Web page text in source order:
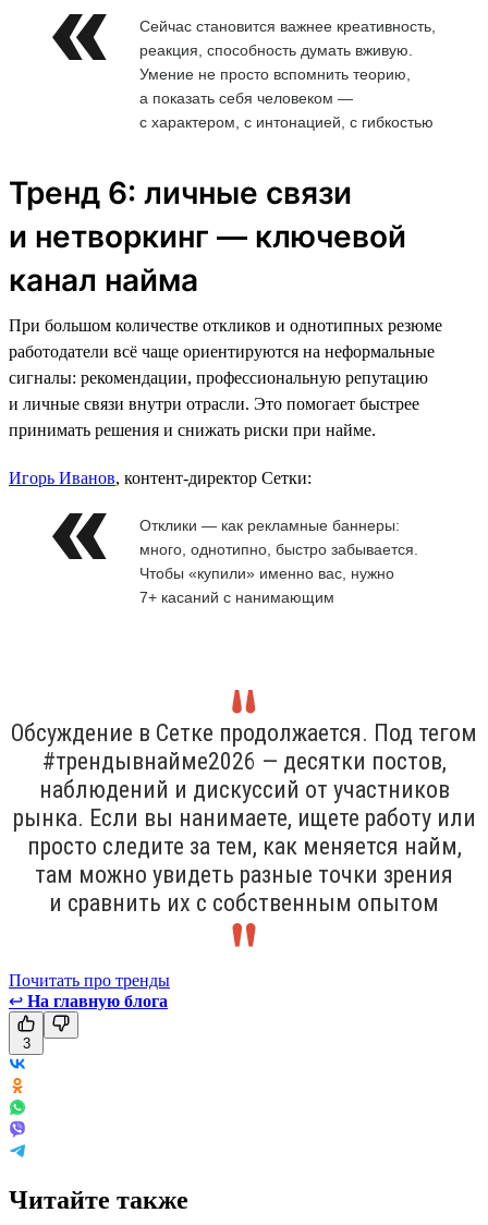
Сейчас становится важнее креативность,
реакция, способность думать вживую.
Умение не просто вспомнить теорию,
а показать себя человеком —
с характером, с интонацией, с гибкостью
Тренд 6: личные связи
и нетворкинг — ключевой
канал найма
При большом количестве откликов и однотипных резюме
работодатели всё чаще ориентируются на неформальные
сигналы: рекомендации, профессиональную репутацию
и личные связи внутри отрасли. Это помогает быстрее
принимать решения и снижать риски при найме.
Игорь Иванов, контент-директор Сетки:
Отклики — как рекламные баннеры:
много, однотипно, быстро забывается.
Чтобы «купили» именно вас, нужно
7+ касаний с нанимающим
Обсуждение в Сетке продолжается. Под тегом
#трендывнайме2026 — десятки постов,
наблюдений и дискуссий от участников
рынка. Если вы нанимаете, ищете работу или
просто следите за тем, как меняется найм,
там можно увидеть разные точки зрения
и сравнить их с собственным опытом
Почитать про тренды
↩ На главную блога
3
Читайте также